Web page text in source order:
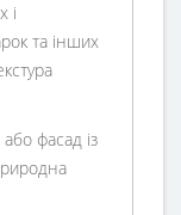
і
та інших
фасад із